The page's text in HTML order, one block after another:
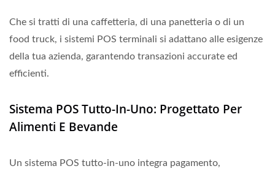
Che si tratti di una caffetteria, di una panetteria o di un
food truck, i sistemi POS terminali si adattano alle esigenze
della tua azienda, garantendo transazioni accurate ed
efficienti.
Sistema POS Tutto-In-Uno: Progettato Per
Alimenti E Bevande
Un sistema POS tutto-in-uno integra pagamento,